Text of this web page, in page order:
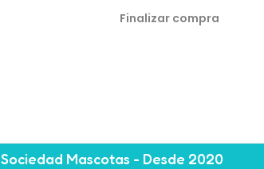
Finalizar compra
Sociedad Mascotas - Desde 2020